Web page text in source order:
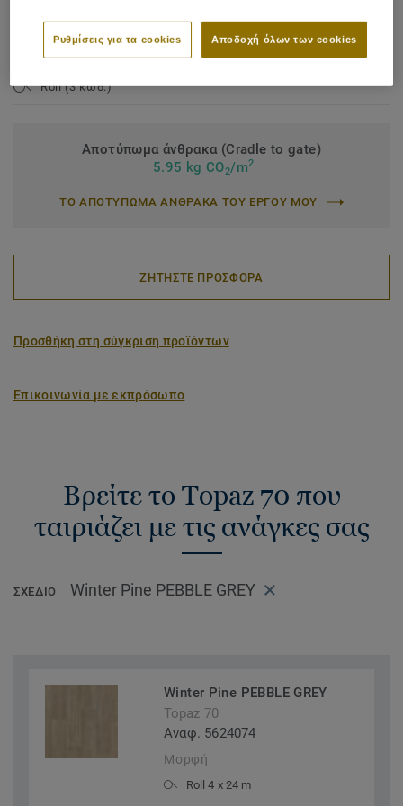
Binder content:Type I
Total thickness:2,50 mm
Roll (3 κωδ.)
Αποτύπωμα άνθρακα (Cradle to gate)
5.95 kg CO2/m2
ΤΟ ΑΠΟΤΥΠΩΜΑ ΑΝΘΡΑΚΑ ΤΟΥ ΕΡΓΟΥ ΜΟΥ
ΖΗΤΗΣΤΕ ΠΡΟΣΦΟΡΑ
Προσθήκη στη σύγκριση προϊόντων
Επικοινωνία με εκπρόσωπο
Βρείτε το Topaz 70 που
ταιριάζει με τις ανάγκες σας
ΣΧΈΔΙΟ Winter Pine PEBBLE GREY
Winter Pine PEBBLE GREY
Topaz 70
Αναφ. 5624074
Μορφή
Roll 4 x 24 m
Αποδοχή όλων των cookies
Ρυθμίσεις για τα cookies